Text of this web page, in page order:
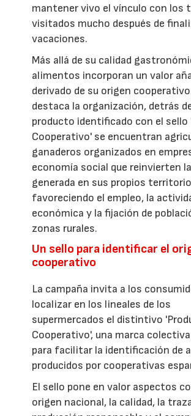
mantener vivo el vínculo con los
visitados mucho después de
vacaciones.
Más allá de su calidad
alimentos incorporan un valor
derivado de su origen
destaca la organización, detrás
producto identificado con el sello
Cooperativo' se encuentran
ganaderos organizados en
economía social que reinvierten
generada en sus propios
favoreciendo el empleo, la
económica y la fijación de
zonas rurales.
Un sello para identificar el
cooperativo
La campaña invita a los
localizar en los lineales de los
supermercados el distintivo
Cooperativo', una marca
para facilitar la identificación de
producidos por cooperativas
El sello pone en valor aspectos
origen nacional, la calidad, la